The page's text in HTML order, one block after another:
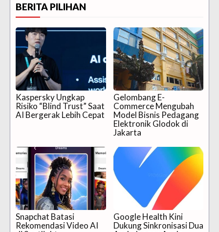
BERITA PILIHAN
Kaspersky Ungkap
Risiko “Blind Trust” Saat
AI Bergerak Lebih Cepat
Gelombang E-
Commerce Mengubah
Model Bisnis Pedagang
Elektronik Glodok di
Jakarta
Snapchat Batasi
Rekomendasi Video AI
Google Health Kini
Dukung Sinkronisasi Dua